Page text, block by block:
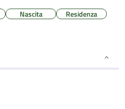
Nascita Residenza